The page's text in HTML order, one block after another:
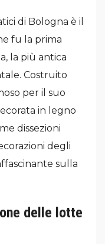
di Bologna è il
fu la prima
la più antica
Costruito
per il suo
in legno
dissezioni
degli
sulla
delle lotte